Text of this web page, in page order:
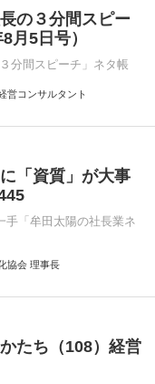
の３分間スピー
月5日号）
分間スピーチ」ネタ帳
営コンサルタント
「資質」が大事
手「牟田太陽の社長業ネ
協会 理事長
たち（108）経営